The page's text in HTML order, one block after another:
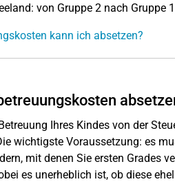
von Gruppe 2 nach Gruppe
kann ich absetzen?
Ihres Kindes von der
wichtigste Voraussetzung: es
mit denen Sie ersten Grades
es unerheblich ist, ob diese